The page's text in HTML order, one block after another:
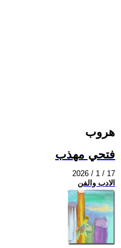
هروب
فتحي مهذب
2026 / 1 / 17
الادب والفن